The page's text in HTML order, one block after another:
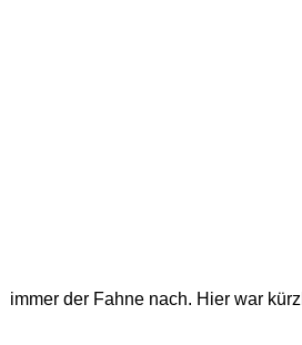
immer der Fahne nach. Hier war